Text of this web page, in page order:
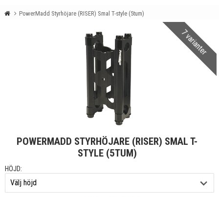
PowerMadd Styrhöjare (RISER) Smal T-style (5tum)
7 varianter
POWERMADD STYRHÖJARE (RISER) SMAL T-
STYLE (5TUM)
HÖJD: